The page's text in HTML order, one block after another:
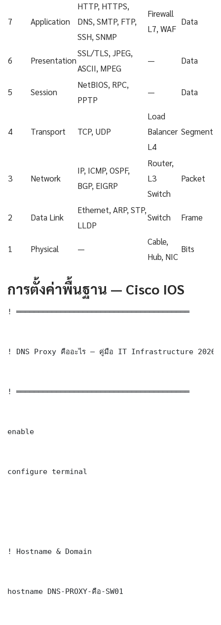
7 Application
HTTP, HTTPS,
DNS, SMTP, FTP,
SSH, SNMP
Firewall
L7, WAF
Data
6 Presentation
SSL/TLS, JPEG,
ASCII, MPEG
— Data
5 Session
NetBIOS, RPC,
PPTP
— Data
4 Transport TCP, UDP
Load
Balancer
L4
Segment
3 Network
IP, ICMP, OSPF,
BGP, EIGRP
Router,
L3
Switch
Packet
2 Data Link
Ethernet, ARP, STP,
LLDP
Switch Frame
1 Physical —
Cable,
Hub, NIC
Bits
การตั้งค่าพื้นฐาน — Cisco IOS
! ═══════════════════════════════════════
! DNS Proxy คืออะไร — คู่มือ IT Infrastructure
! ═══════════════════════════════════════
enable
configure terminal
! Hostname & Domain
hostname DNS-PROXY-คือ-SW01